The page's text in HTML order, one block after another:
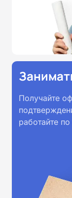
Получайте
работайте